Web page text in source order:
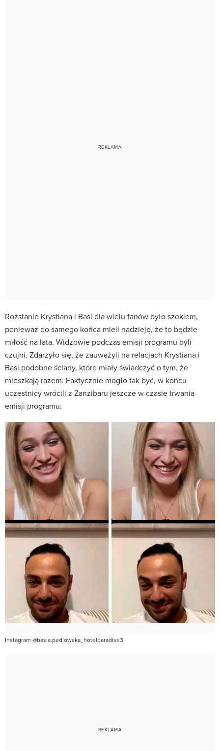
Rozstanie Krystiana i Basi dla wielu fanów było szokiem,
ponieważ do samego końca mieli nadzieję, że to będzie
miłość na lata. Widzowie podczas emisji programu byli
czujni. Zdarzyło się, że zauważyli na relacjach Krystiana i
Basi podobne ściany, które miały świadczyć o tym, że
mieszkają razem. Faktycznie mogło tak być, w końcu
uczestnicy wrócili z Zanzibaru jeszcze w czasie trwania
emisji programu:
Instagram @basia.pedlowska_hotelparadise3